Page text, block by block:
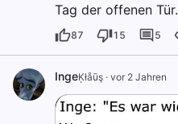
Tag der offenen Tür.
87 15 5
IngeĶłåūş · vor 2 Jahren